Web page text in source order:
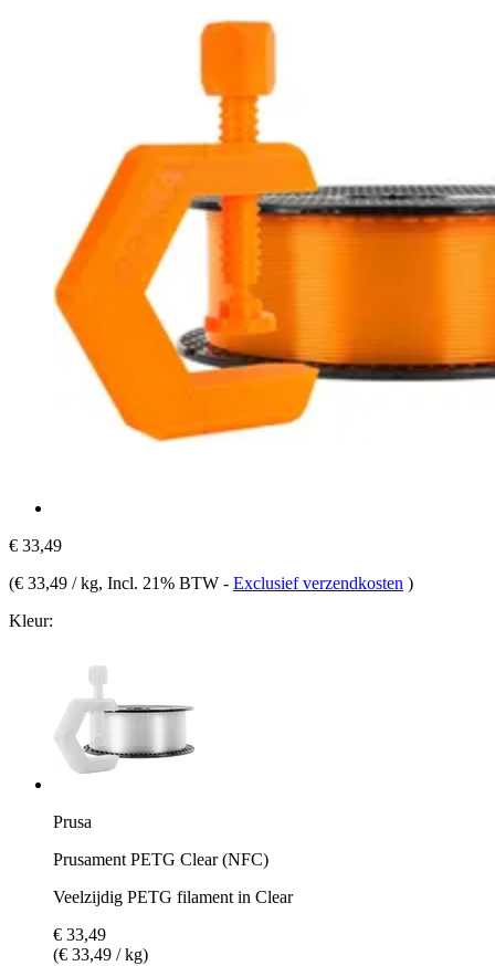
€ 33,49
(€ 33,49 / kg, Incl. 21% BTW - Exclusief verzendkosten )
Kleur:
Prusa
Prusament PETG Clear (NFC)
Veelzijdig PETG filament in Clear
€ 33,49
(€ 33,49 / kg)